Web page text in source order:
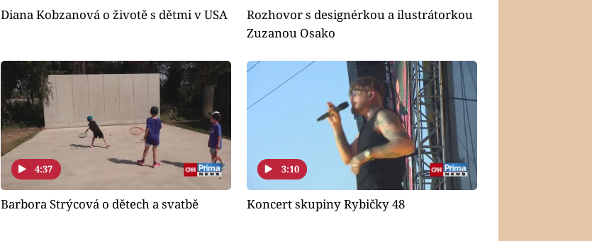
Diana Kobzanová o životě s dětmi v USA
Rozhovor s designérkou a ilustrátorkou
Zuzanou Osako
4:37
Barbora Strýcová o dětech a svatbě
3:10
Koncert skupiny Rybičky 48